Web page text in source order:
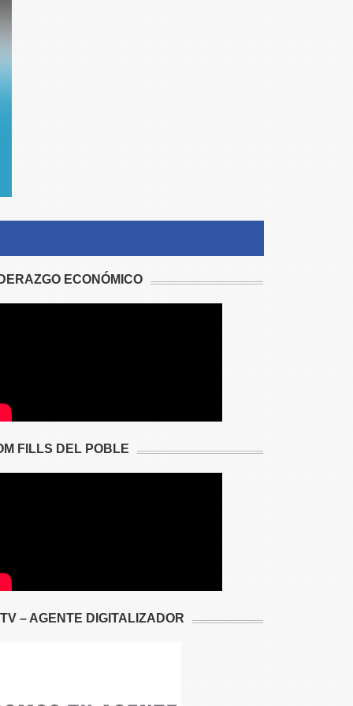
ECONÓMICO
FILLS DEL POBLE
– AGENTE DIGITALIZADOR